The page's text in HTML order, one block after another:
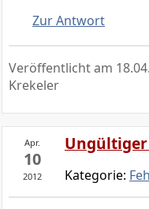
Zur Antwort
Veröffentlicht am
Krekeler
Apr.
10
2012 Kategorie: